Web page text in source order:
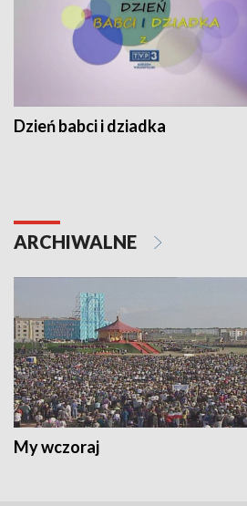
Dzień babci i dziadka
ARCHIWALNE
My wczoraj